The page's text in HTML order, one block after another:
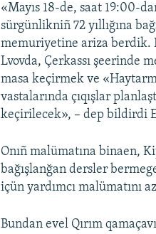
«Mayıs 18-de, saat 19:00-
sürgünlikniñ 72 yıllığına
memuriyetine ariza berdik.
Lvovda, Çerkassı şeerinde
masa keçirmek ve
vastalarında çıqışlar
keçirilecek», – dep bildirdi
Onıñ malümatına binaen,
bağışlanğan dersler
içün yardımcı malümatını
Bundan evel Qırım